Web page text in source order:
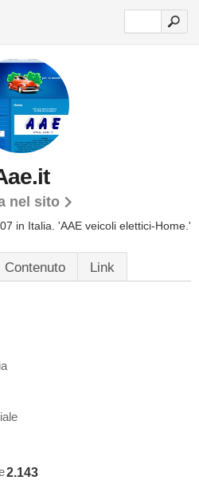
nel sito
in Italia. 'AAE veicoli elettici-Home.'
Contenuto
Link
2.143